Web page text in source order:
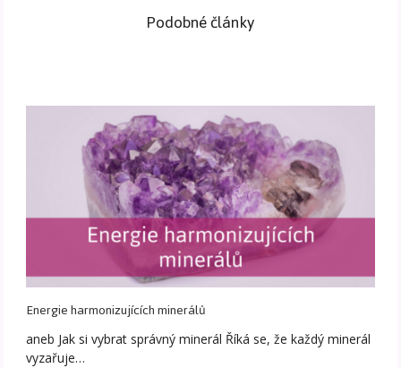
Podobné články
Energie harmonizujících minerálů
aneb Jak si vybrat správný minerál Říká se, že každý minerál
vyzařuje…